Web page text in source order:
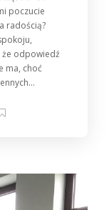
poczucie
radością?
że odpowiedź
ma, choć